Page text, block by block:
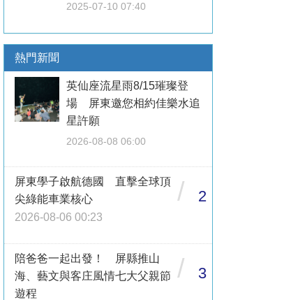
2025-07-10 07:40
熱門新聞
英仙座流星雨8/15璀璨登
場 屏東邀您相約佳樂水追
星許願
2026-08-08 06:00
屏東學子啟航德國 直擊全球頂
尖綠能車業核心
2026-08-06 00:23
/ 2
陪爸爸一起出發！ 屏縣推山
海、藝文與客庄風情七大父親節
遊程
/ 3